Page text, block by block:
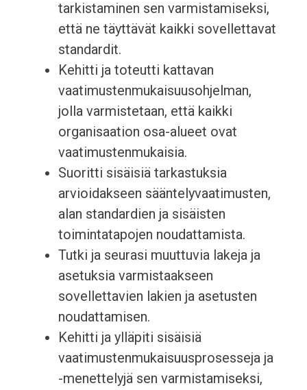
tarkistaminen sen varmistamiseksi,
että ne täyttävät kaikki sovellettavat
standardit.
Kehitti ja toteutti kattavan
vaatimustenmukaisuusohjelman,
jolla varmistetaan, että kaikki
organisaation osa-alueet ovat
vaatimustenmukaisia.
Suoritti sisäisiä tarkastuksia
arvioidakseen sääntelyvaatimusten,
alan standardien ja sisäisten
toimintatapojen noudattamista.
Tutki ja seurasi muuttuvia lakeja ja
asetuksia varmistaakseen
sovellettavien lakien ja asetusten
noudattamisen.
Kehitti ja ylläpiti sisäisiä
vaatimustenmukaisuusprosesseja ja
-menettelyjä sen varmistamiseksi,